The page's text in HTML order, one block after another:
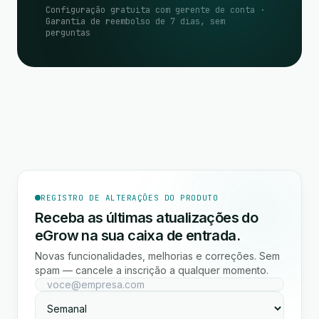
Configuração gratuita com gerente de conta ·
Garantia de reembolso de 7 dias, sem
perguntas
REGISTRO DE ALTERAÇÕES DO PRODUTO
Receba as últimas atualizações do
eGrow na sua caixa de entrada.
Novas funcionalidades, melhorias e correções. Sem
spam — cancele a inscrição a qualquer momento.